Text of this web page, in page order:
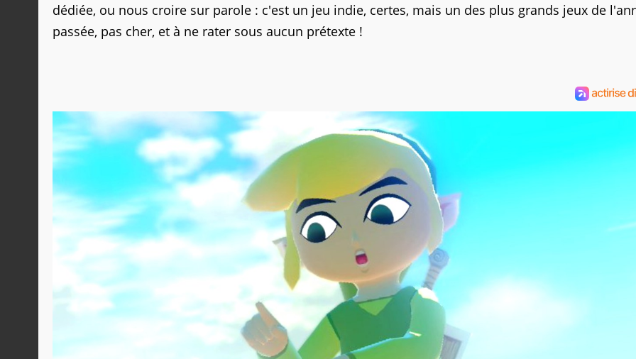
dédiée, ou nous croire sur parole : c'est un jeu indie, certes, mais un des plus grands jeux de
passée, pas cher, et à ne rater sous aucun prétexte !